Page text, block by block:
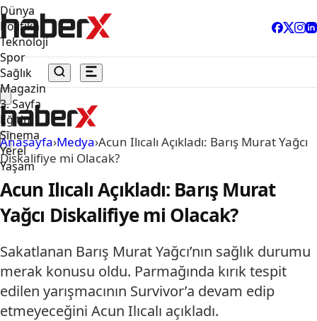
Dünya
Politika
Teknoloji
Spor
Sağlık
Magazin
3. Sayfa
Eğitim
Sinema
Yerel
Yaşam
Anasayfa›Medya›Acun Ilıcalı Açıkladı: Barış Murat Yağcı
Diskalifiye mi Olacak?
Acun Ilıcalı Açıkladı: Barış Murat
Yağcı Diskalifiye mi Olacak?
Sakatlanan Barış Murat Yağcı’nın sağlık durumu
merak konusu oldu. Parmağında kırık tespit
edilen yarışmacının Survivor’a devam edip
etmeyeceğini Acun Ilıcalı açıkladı.